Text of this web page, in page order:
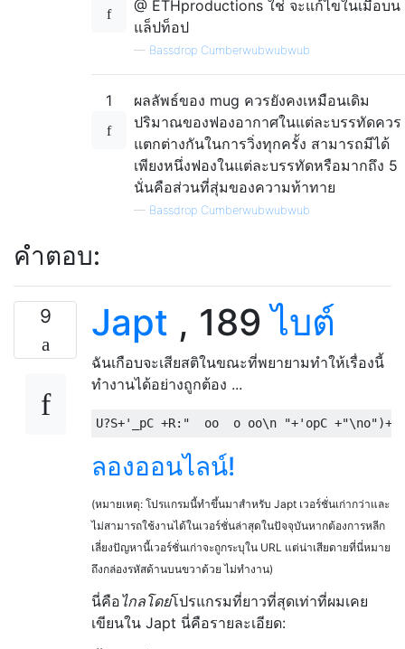
@ ETHproductions ใช่ จะแก้ไขในเมื่อบน
แล็ปท็อป
— Bassdrop Cumberwubwubwub
1
ผลลัพธ์ของ mug ควรยังคงเหมือนเดิม
ปริมาณของฟองอากาศในแต่ละบรรทัดควร
แตกต่างกันในการวิ่งทุกครั้ง สามารถมีได้
เพียงหนึ่งฟองในแต่ละบรรทัดหรือมากถึง 5
นั่นคือส่วนที่สุ่มของความท้าทาย
— Bassdrop Cumberwubwubwub
คำตอบ:
9 Japt , 189ไบต์
ฉันเกือบจะเสียสติในขณะที่พยายามทำให้เรื่องนี้
ทำงานได้อย่างถูกต้อง ...
ลองออนไลน์!
(หมายเหตุ: โปรแกรมนี้ทำขึ้นมาสำหรับ Japt เวอร์ชั่นเก่ากว่าและ
ไม่สามารถใช้งานได้ในเวอร์ชั่นล่าสุดในปัจจุบันหากต้องการหลีก
เลี่ยงปัญหานี้เวอร์ชั่นเก่าจะถูกระบุใน URL แต่น่าเสียดายที่นี่หมาย
ถึงกล่องรหัสด้านบนขวาด้วย ไม่ทำงาน)
นี่คือไกลโดยโปรแกรมที่ยาวที่สุดเท่าที่ผมเคย
เขียนใน Japt นี่คือรายละเอียด: